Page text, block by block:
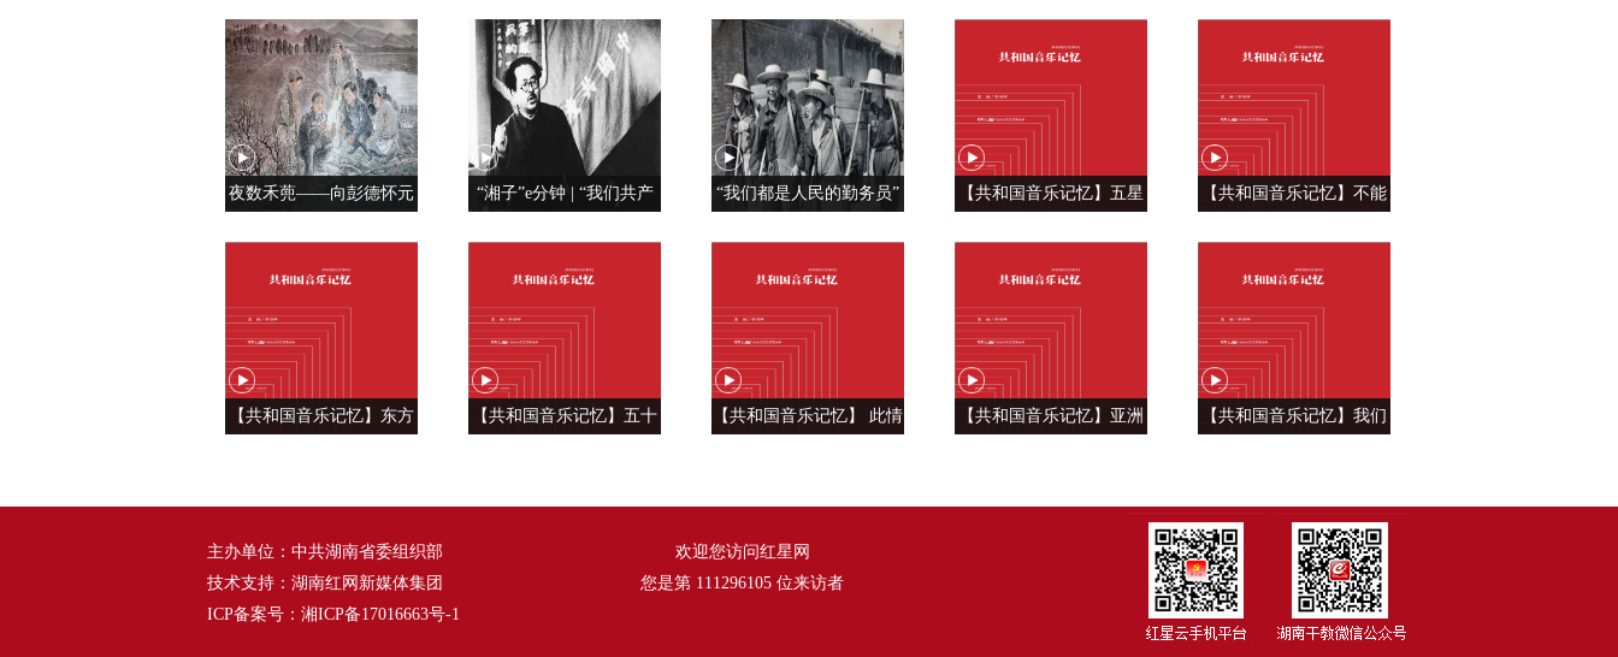
夜数禾蔸——向彭德怀元
“湘子”e分钟 | “我们共产
“我们都是人民的勤务员”
【共和国音乐记忆】五星
《红旗飘飘》
【共和国音乐记忆】不能
原》
【共和国音乐记忆】东方
【共和国音乐记忆】五十
【共和国音乐记忆】 此情
【共和国音乐记忆】亚洲
【共和国音乐记忆】我们
主办单位：中共湖南省委组织部
技术支持：湖南红网新媒体集团
ICP备案号： 湘ICP备17016663号-1
欢迎您访问红星网
您是第 111296105 位来访者